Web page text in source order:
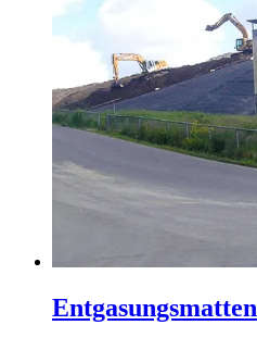
Entgasungsmatten